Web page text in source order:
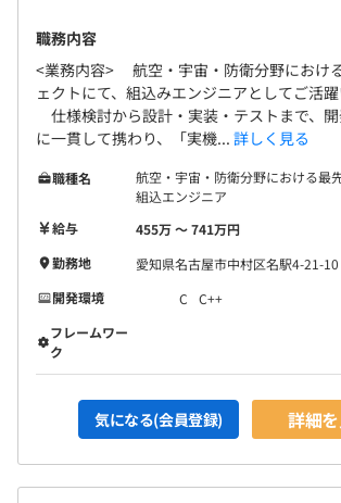
職務内容
<業務内容> 航空・宇宙・防衛分野におけ
ェクトにて、組込みエンジニアとしてご活躍
仕様検討から設計・実装・テストまで、
に一貫して携わり、「実機... 詳しく見る
職種名
航空・宇宙・防衛分野における最
組込エンジニア
給与
455万 〜 741万円
勤務地
愛知県名古屋市中村区名駅4-21-10
開発環境
C
C++
フレームワー
ク
気になる(会員登録) 詳細